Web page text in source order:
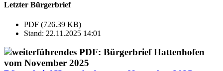
Letzter Bürgerbrief
PDF (726.39 KB)
Stand: 22.11.2025 14:01